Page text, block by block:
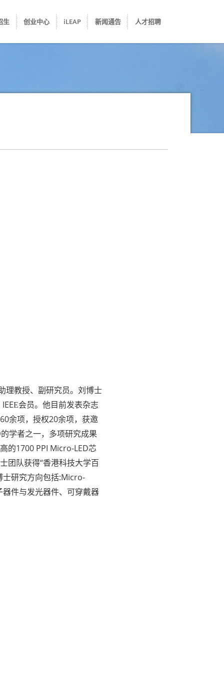
生 创业中心 iLEAP 新闻通告 人才招聘
理教授、副研究员。刘博士
E会员。他目前发表杂志
余项，授权20余项，获邀
学者之一，多项研究成果
的1700 PPI Micro-LED芯
团队获得“香港科技大学百
士研究方向包括:Micro-
件与发光器件、可穿戴器